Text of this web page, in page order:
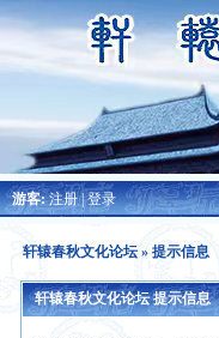
游客:注册|登录
轩辕春秋文化论坛» 提示信息
轩辕春秋文化论坛 提示信息